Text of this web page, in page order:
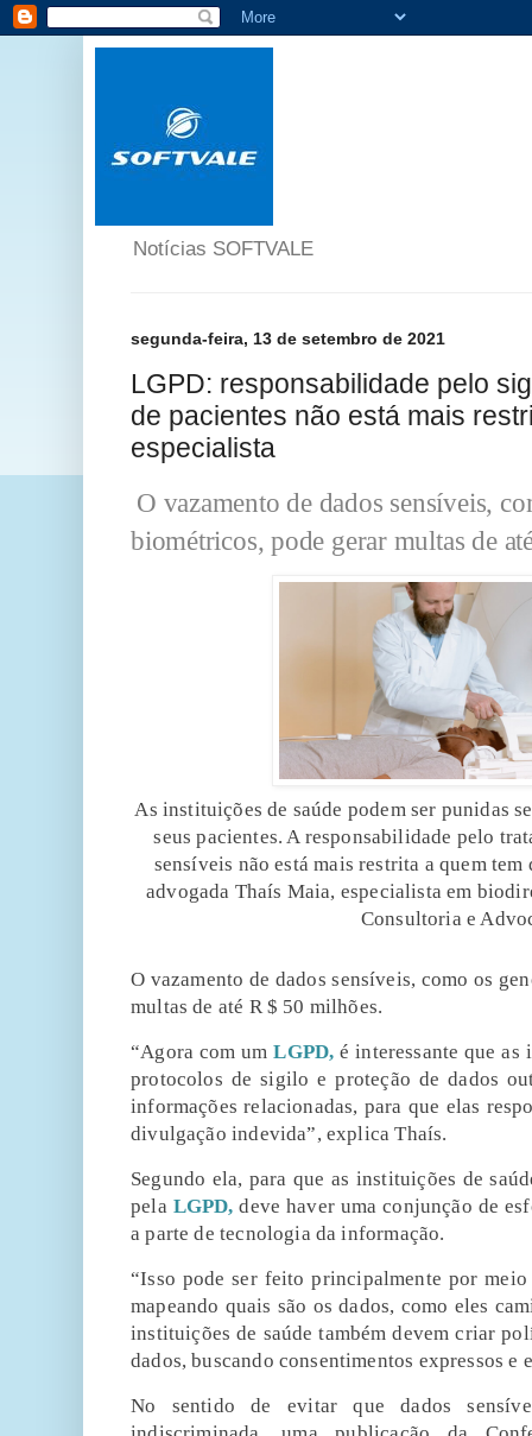
Notícias SOFTVALE
segunda-feira, 13 de setembro de 2021
LGPD: responsabilidade pelo
de pacientes não está mais
especialista
O vazamento de dados sensíveis,
biométricos, pode gerar multas de
As instituições de saúde podem ser punidas
seus pacientes.A responsabilidade pelo
sensíveis não está mais restrita a quem
advogada Thaís Maia, especialista em
Consultoria e
O vazamento de dados sensíveis, como os
multas de até R $ 50 milhões.
“Agora com umLGPD, é interessante que
protocolos de sigilo e proteção de dados
informações relacionadas, para que elas
divulgação indevida”, explica Thaís.
Segundo ela, para que as instituições de
pela LGPD, deve haver uma conjunção de
a parte de tecnologia da informação.
“Isso pode ser feito principalmente por
mapeando quais são os dados, como eles
instituições de saúde também devem criar
dados, buscando consentimentos expressos e
No sentido de evitar que dados